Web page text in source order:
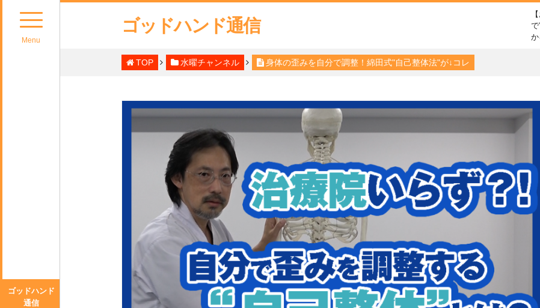
Menu
ゴッドハンド
通信
ゴッドハンド通信
TOP 水曜チャンネル 身体の歪みを自分で調整！綿田式"自己整体法"が↓コレ